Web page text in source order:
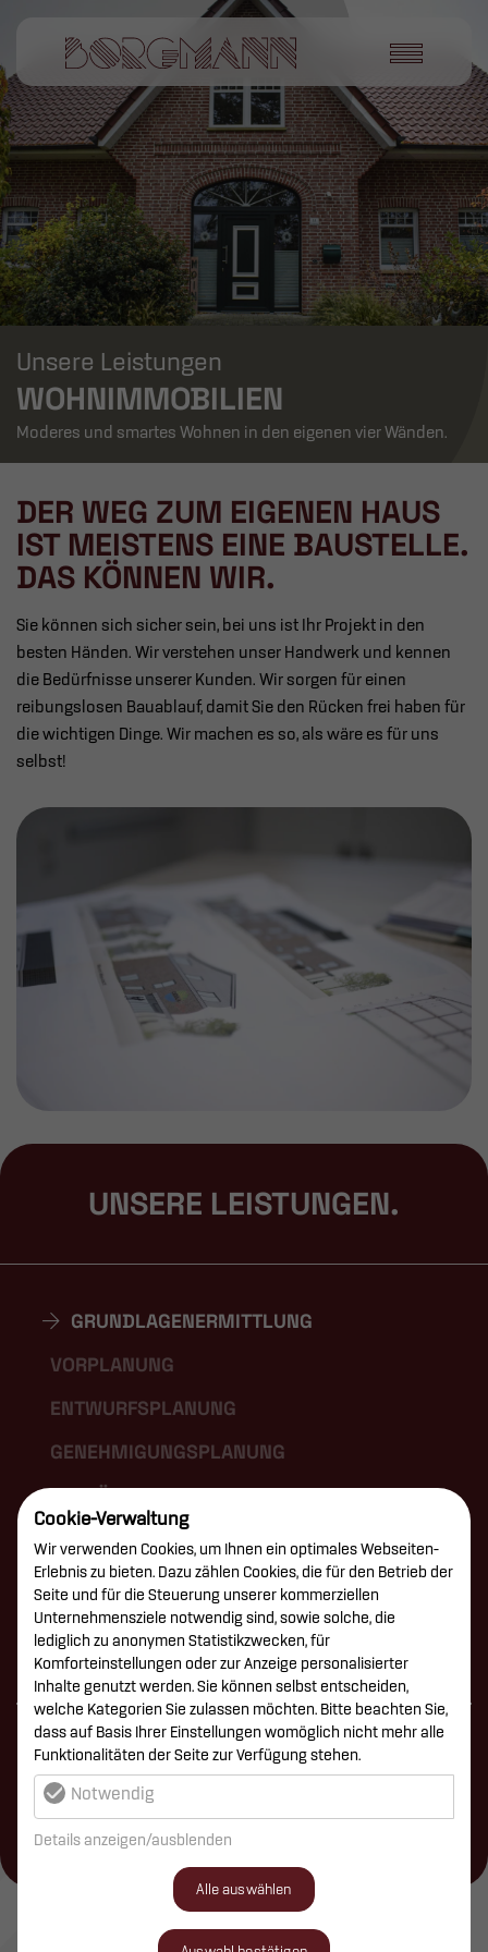
Unsere Leistungen
WOHNIMMOBILIEN
Moderes und smartes Wohnen in den eigenen vier Wänden.
DER WEG ZUM EIGENEN HAUS
IST MEISTENS EINE BAUSTELLE.
DAS KÖNNEN WIR.
Sie können sich sicher sein, bei uns ist Ihr Projekt in den
besten Händen. Wir verstehen unser Handwerk und kennen
die Bedürfnisse unserer Kunden. Wir sorgen für einen
reibungslosen Bauablauf, damit Sie den Rücken frei haben für
die wichtigen Dinge. Wir machen es so, als wäre es für uns
selbst!
UNSERE LEISTUNGEN.
GRUNDLAGENERMITTLUNG
VORPLANUNG
ENTWURFSPLANUNG
GENEHMIGUNGSPLANUNG
AUSFÜHRUNGSPLANUNG
VORBEREITUNG DER VERGABE
MITWIRKUNG BEI DER VERGABE
OBJEKTÜBERWACHUNG/BAULEITUNG
Ermittlung der Vorausetzungen zur Lösung der
Bauaufgabe durch die Planung.
Cookie-Verwaltung
Wir verwenden Cookies, um Ihnen ein optimales Webseiten-
Erlebnis zu bieten. Dazu zählen Cookies, die für den Betrieb der
Seite und für die Steuerung unserer kommerziellen
Unternehmensziele notwendig sind, sowie solche, die
lediglich zu anonymen Statistikzwecken, für
Komforteinstellungen oder zur Anzeige personalisierter
Inhalte genutzt werden. Sie können selbst entscheiden,
welche Kategorien Sie zulassen möchten. Bitte beachten Sie,
dass auf Basis Ihrer Einstellungen womöglich nicht mehr alle
Funktionalitäten der Seite zur Verfügung stehen.
Notwendig
Details anzeigen/ausblenden
Alle auswählen